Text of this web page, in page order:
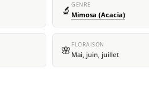
🔬 GENRE
Mimosa (Acacia)
🌸 FLORAISON
Mai, juin, juillet